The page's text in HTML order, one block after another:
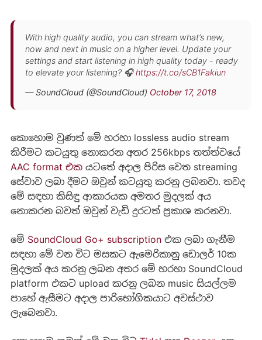
With high quality audio, you can stream what’s new,
now and next in music on a higher level. Update your
settings and start listening in high quality today - ready
to elevate your listening? 🎧https://t.co/sCB1Fakiun
— SoundCloud (@SoundCloud) October 17, 2018
කොහොම වුණත් මේ හරහා lossless audio stream
කිරීමට කටයුතු නොකරන අතර 256kbps තත්ත්වයේ
AAC format එකයටතේ අදාල පිරිස වෙත streaming
සේවාව ලබා දීමට ඔවුන් කටයුතු කරනු ලබනවා. තවද
මේ සඳහා කිසිඳු ආකාරයක අමතර මුදලක් අය
නොකරන බවත් ඔවුන් වැඩි දුරටත් ප්‍රකාශ කරනවා.
මේ SoundCloud Go+ subscriptionඑක ලබා ගැනීම
සඳහා මේ වන විට මසකට ඇමෙරිකානු ඩොලර් 10ක
මුදලක් අය කරනු ලබන අතර මේ හරහා SoundCloud
platform එකට upload කරනු ලබන music සියල්ලම
පාහේ ඇසීමට අදාල පාරිභෝගිකයාට අවස්ථාව
ලැබෙනවා.